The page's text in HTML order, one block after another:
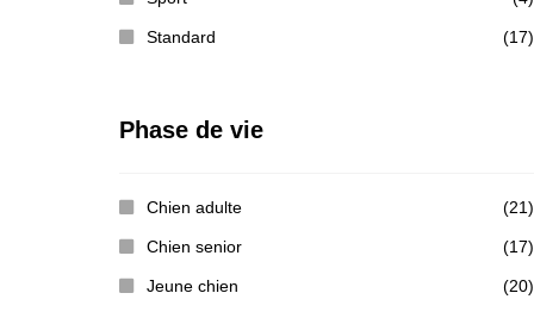
Standard (17)
Phase de vie
Chien adulte (21)
Chien senior (17)
Jeune chien (20)